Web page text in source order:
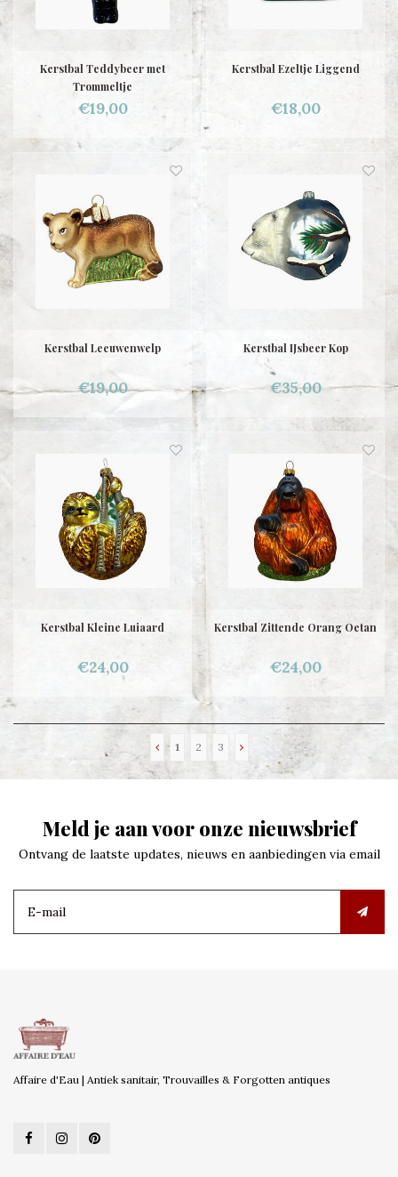
Kerstbal Teddybeer met
Trommeltje
€19,00
Kerstbal Ezeltje Liggend
€18,00
Kerstbal Leeuwenwelp
€19,00
Kerstbal IJsbeer Kop
€35,00
Kerstbal Kleine Luiaard
€24,00
Kerstbal Zittende Orang Oetan
€24,00
1 2 3
Meld je aan voor onze nieuwsbrief
Ontvang de laatste updates, nieuws en aanbiedingen via email
Affaire d'Eau | Antiek sanitair, Trouvailles & Forgotten antiques